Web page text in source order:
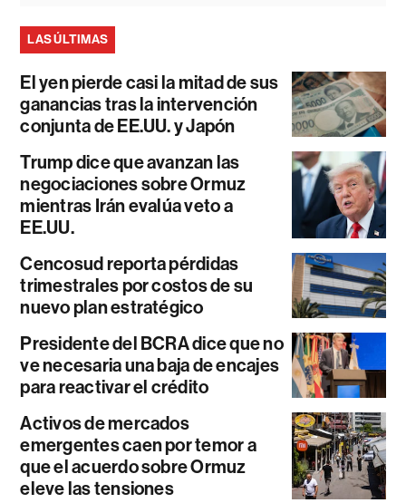
LAS ÚLTIMAS
El yen pierde casi la mitad de sus
ganancias tras la intervención
conjunta de EE.UU. y Japón
Trump dice que avanzan las
negociaciones sobre Ormuz
mientras Irán evalúa veto a
EE.UU.
Cencosud reporta pérdidas
trimestrales por costos de su
nuevo plan estratégico
Presidente del BCRA dice que no
ve necesaria una baja de encajes
para reactivar el crédito
Activos de mercados
emergentes caen por temor a
que el acuerdo sobre Ormuz
eleve las tensiones